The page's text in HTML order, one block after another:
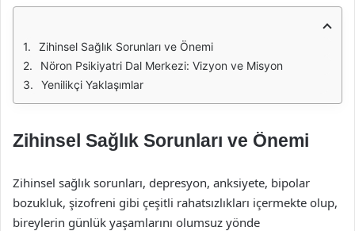
Zihinsel Sağlık Sorunları ve Önemi
Nöron Psikiyatri Dal Merkezi: Vizyon ve Misyon
Yenilikçi Yaklaşımlar
Zihinsel Sağlık Sorunları ve Önemi
Zihinsel sağlık sorunları, depresyon, anksiyete, bipolar
bozukluk, şizofreni gibi çeşitli rahatsızlıkları içermekte olup,
bireylerin günlük yaşamlarını olumsuz yönde